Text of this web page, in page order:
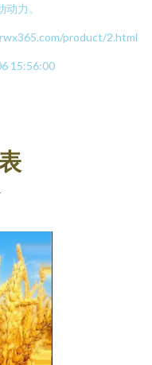
力。
product/2.html
15:56:00